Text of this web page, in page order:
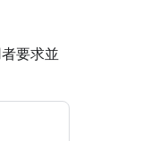
要求並